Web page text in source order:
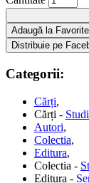
Adaugă la Favorite
Distribuie
Categorii:
Cărți,
Cărți -
Autori,
Colectia,
Editura,
Colectia -
Editura -